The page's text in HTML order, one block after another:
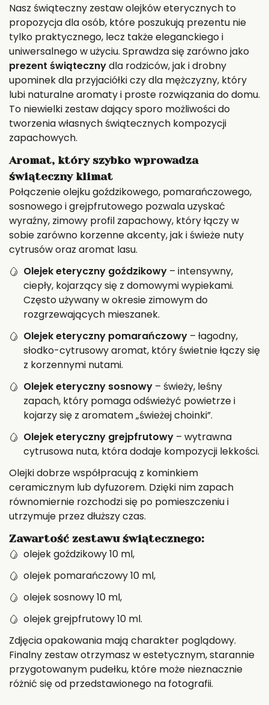
Nasz świąteczny zestaw olejków eterycznych to
propozycja dla osób, które poszukują prezentu nie
tylko praktycznego, lecz także eleganckiego i
uniwersalnego w użyciu. Sprawdza się zarówno jako
prezent świątecznydla rodziców, jak i drobny
upominek dla przyjaciółki czy dla mężczyzny, który
lubi naturalne aromaty i proste rozwiązania do domu.
To niewielki zestaw dający sporo możliwości do
tworzenia własnych świątecznych kompozycji
zapachowych.
Aromat, który szybko wprowadza
świąteczny klimat
Połączenie olejku goździkowego, pomarańczowego,
sosnowego i grejpfrutowego pozwala uzyskać
wyraźny, zimowy profil zapachowy, który łączy w
sobie zarówno korzenne akcenty, jak i świeże nuty
cytrusów oraz aromat lasu.
Olejek eteryczny goździkowy – intensywny,
ciepły, kojarzący się z domowymi wypiekami.
Często używany w okresie zimowym do
rozgrzewających mieszanek.
Olejek eteryczny pomarańczowy – łagodny,
słodko-cytrusowy aromat, który świetnie łączy się
z korzennymi nutami.
Olejek eteryczny sosnowy – świeży, leśny
zapach, który pomaga odświeżyć powietrze i
kojarzy się z aromatem „świeżej choinki”.
Olejek eteryczny grejpfrutowy – wytrawna
cytrusowa nuta, która dodaje kompozycji lekkości.
Olejki dobrze współpracują z kominkiem
ceramicznym lub dyfuzorem. Dzięki nim zapach
równomiernie rozchodzi się po pomieszczeniu i
utrzymuje przez dłuższy czas.
Zawartość zestawu świątecznego:
olejek goździkowy 10 ml,
olejek pomarańczowy 10 ml,
olejek sosnowy 10 ml,
olejek grejpfrutowy 10 ml.
Zdjęcia opakowania mają charakter poglądowy.
Finalny zestaw otrzymasz w estetycznym, starannie
przygotowanym pudełku, które może nieznacznie
różnić się od przedstawionego na fotografii.